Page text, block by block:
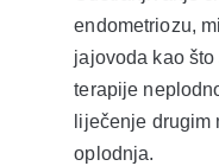
endometriozu,
jajovoda kao
terapije
liječenje drugim
oplodnja.